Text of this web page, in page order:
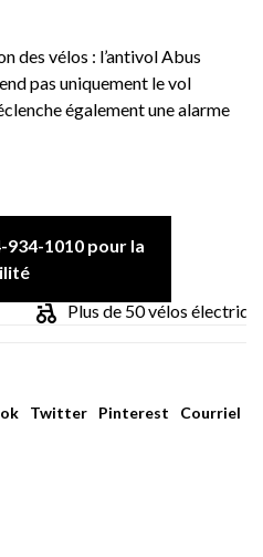
des vélos : l’antivol Abus
pas uniquement le vol
également une alarme
934-1010 pour la
Plus de 50 vélos
Twitter Pinterest Courriel